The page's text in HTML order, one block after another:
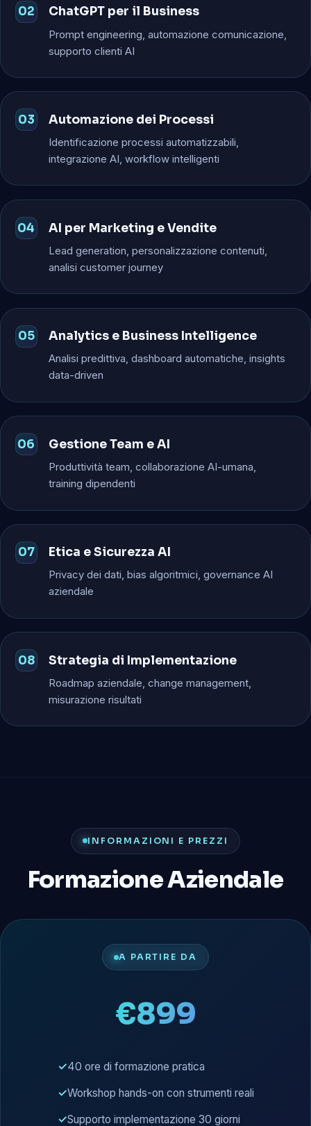
ChatGPT per il Business
Prompt engineering, automazione comunicazione,
supporto clienti AI
Automazione dei Processi
Identificazione processi automatizzabili,
integrazione AI, workflow intelligenti
AI per Marketing e Vendite
Lead generation, personalizzazione contenuti,
analisi customer journey
Analytics e Business Intelligence
Analisi predittiva, dashboard automatiche, insights
data-driven
Gestione Team e AI
Produttività team, collaborazione AI-umana,
training dipendenti
Etica e Sicurezza AI
Privacy dei dati, bias algoritmici, governance AI
aziendale
Strategia di Implementazione
Roadmap aziendale, change management,
misurazione risultati
INFORMAZIONI E PREZZI
Formazione Aziendale
A PARTIRE DA
€899
40 ore di formazione pratica
Workshop hands-on con strumenti reali
Supporto implementazione 30 giorni